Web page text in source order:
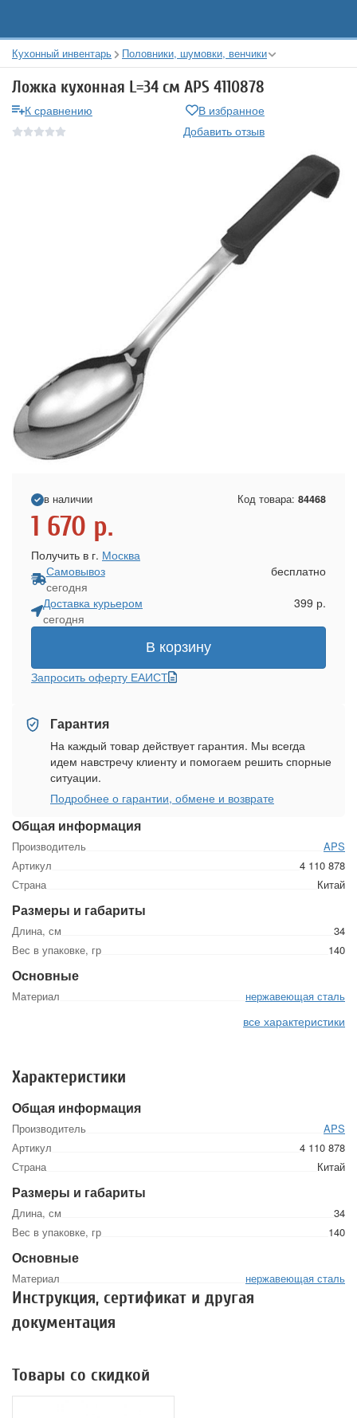
Кухонный инвентарь Половники, шумовки, венчики
Ложка кухонная L=34 см APS 4110878
К сравнению
В избранное
Добавить отзыв
Общая информация
Производитель
APS
Артикул
4 110 878
Страна
Китай
Размеры и габариты
Длина, см
34
Вес в упаковке, гр
140
Основные
Материал нержавеющая сталь
все характеристики
в наличии Код товара: 84468
1 670 р.
Получить в г. Москва
Самовывоз
сегодня
бесплатно
Доставка курьером
сегодня
399 р.
В корзину
Запросить оферту ЕАИСТ
Гарантия
На каждый товар действует гарантия. Мы всегда
идем навстречу клиенту и помогаем решить спорные
ситуации.
Подробнее о гарантии, обмене и возврате
Характеристики
Общая информация
Производитель
APS
Артикул
4 110 878
Страна
Китай
Размеры и габариты
Длина, см
34
Вес в упаковке, гр
140
Основные
Материал нержавеющая сталь
Инструкция, сертификат и другая
документация
Товары со скидкой